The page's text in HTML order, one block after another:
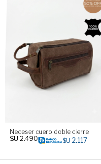
Neceser cuero doble cierre
$U 2.490 $U 2.117